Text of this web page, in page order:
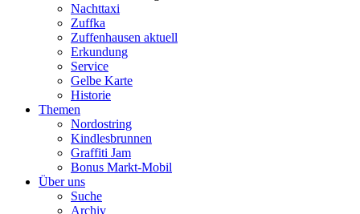
Nachttaxi
Zuffka
Zuffenhausen aktuell
Erkundung
Service
Gelbe Karte
Historie
Themen
Nordostring
Kindlesbrunnen
Graffiti Jam
Bonus Markt-Mobil
Über uns
Suche
Archiv